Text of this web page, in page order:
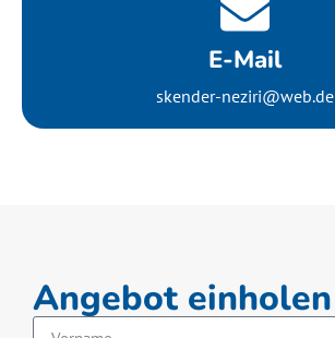
E-Mail
skender-neziri@web.de
Angebot einholen